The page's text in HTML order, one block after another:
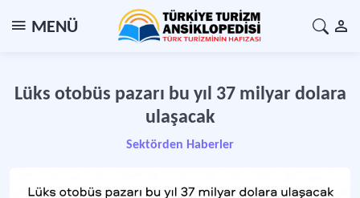
MENÜ
Lüks otobüs pazarı bu yıl 37 milyar dolara
ulaşacak
Sektörden Haberler